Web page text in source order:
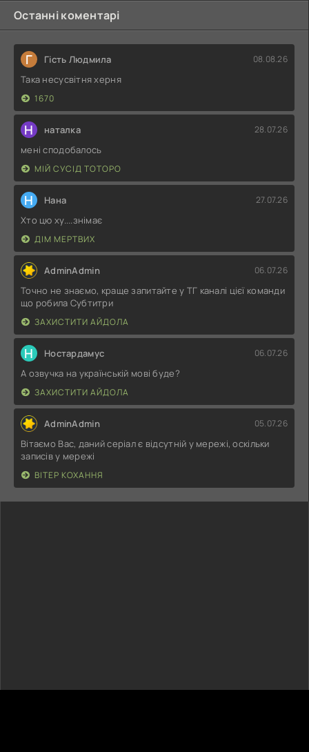
Останні коментарі
Г Гість Людмила 08.08.26
Така несусвітня херня
1670
Н наталка 28.07.26
мені сподобалось
МІЙ СУСІД ТОТОРО
Н Нана 27.07.26
Хто цю ху....знімає
ДІМ МЕРТВИХ
AdminAdmin 06.07.26
Точно не знаємо, краще запитайте у ТГ каналі цієї команди
що робила Субтитри
ЗАХИСТИТИ АЙДОЛА
Н Ностардамус 06.07.26
А озвучка на українській мові буде?
ЗАХИСТИТИ АЙДОЛА
AdminAdmin 05.07.26
Вітаємо Вас, даний серіал є відсутній у мережі, оскільки
записів у мережі
ВІТЕР КОХАННЯ